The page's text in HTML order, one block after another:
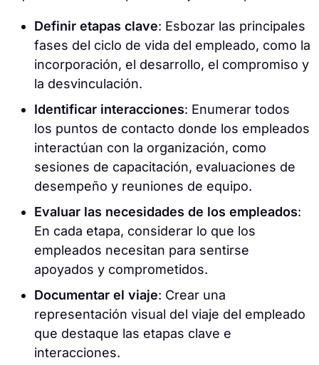
Definir etapas clave: Esbozar las principales
fases del ciclo de vida del empleado, como la
incorporación, el desarrollo, el compromiso y
la desvinculación.
Identificar interacciones: Enumerar todos
los puntos de contacto donde los empleados
interactúan con la organización, como
sesiones de capacitación, evaluaciones de
desempeño y reuniones de equipo.
Evaluar las necesidades de los empleados:
En cada etapa, considerar lo que los
empleados necesitan para sentirse
apoyados y comprometidos.
Documentar el viaje: Crear una
representación visual del viaje del empleado
que destaque las etapas clave e
interacciones.